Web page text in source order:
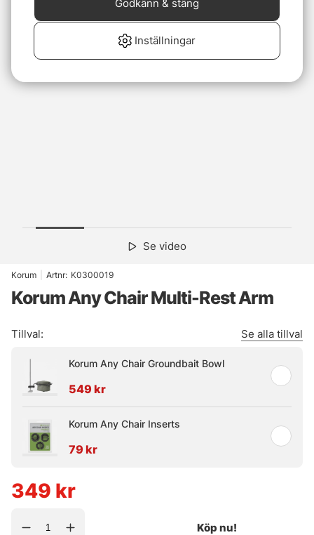
Se video
Korum Artnr: K0300019
Korum Any Chair Multi-Rest Arm
Tillval: Se alla tillval
Korum Any Chair Groundbait Bowl
549 kr
Korum Any Chair Inserts
79 kr
349 kr
Köp nu!
Inställningar
Godkänn & stäng